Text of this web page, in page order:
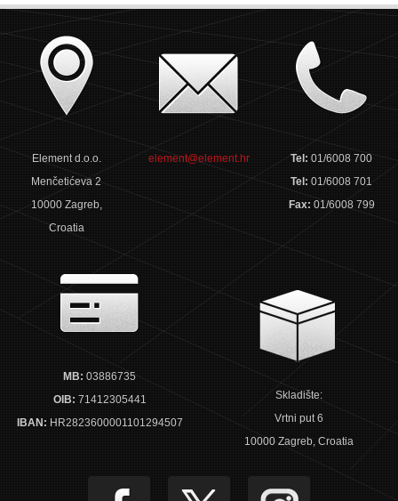
Element d.o.o.
Menčetićeva 2
10000 Zagreb,
Croatia
element@element.hr Tel:01/6008 700
Tel:01/6008 701
Fax: 01/6008 799
MB: 03886735
OIB: 71412305441
IBAN: HR2823600001101294507
Skladište:
Vrtni put 6
10000 Zagreb, Croatia